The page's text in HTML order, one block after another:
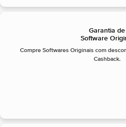
Garantia de
Software
Compre Softwares Originais com
Cashback.